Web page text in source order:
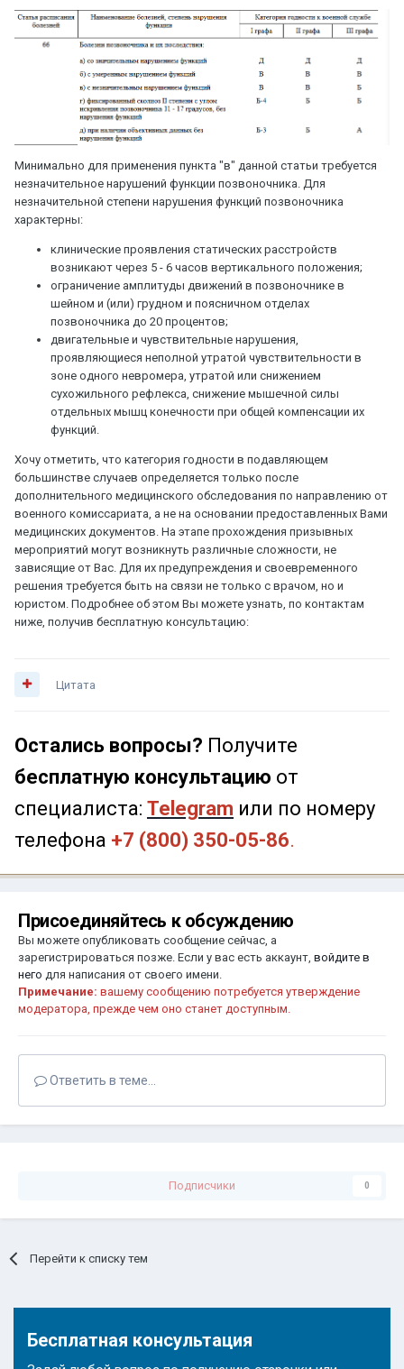
Минимально для применения пункта "в" данной статьи требуется
незначительное нарушений функции позвоночника. Для
незначительной степени нарушения функций позвоночника
характерны:
клинические проявления статических расстройств
возникают через 5 - 6 часов вертикального положения;
ограничение амплитуды движений в позвоночнике в
шейном и (или) грудном и поясничном отделах
позвоночника до 20 процентов;
двигательные и чувствительные нарушения,
проявляющиеся неполной утратой чувствительности в
зоне одного невромера, утратой или снижением
сухожильного рефлекса, снижение мышечной силы
отдельных мышц конечности при общей компенсации их
функций.
Хочу отметить, что категория годности в подавляющем
большинстве случаев определяется только после
дополнительного медицинского обследования по направлению от
военного комиссариата, а не на основании предоставленных Вами
медицинских документов. На этапе прохождения призывных
мероприятий могут возникнуть различные сложности, не
зависящие от Вас. Для их предупреждения и своевременного
решения требуется быть на связи не только с врачом, но и
юристом. Подробнее об этом Вы можете узнать, по контактам
ниже, получив бесплатную консультацию:
Цитата
Остались вопросы? Получите
бесплатную консультацию от
специалиста: Telegram или по номеру
телефона +7 (800) 350-05-86.
Присоединяйтесь к обсуждению
Вы можете опубликовать сообщение сейчас, а
зарегистрироваться позже. Если у вас есть аккаунт, войдите в
него для написания от своего имени.
Примечание: вашему сообщению потребуется утверждение
модератора, прежде чем оно станет доступным.
Ответить в теме...
Подписчики 0
Перейти к списку тем
Бесплатная консультация